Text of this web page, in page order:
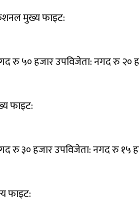
मुख्य फाइट:
रु ५० हजार उपविजेता: नगद रु २०
फाइट:
रु ३० हजार उपविजेता: नगद रु १५
फाइट: